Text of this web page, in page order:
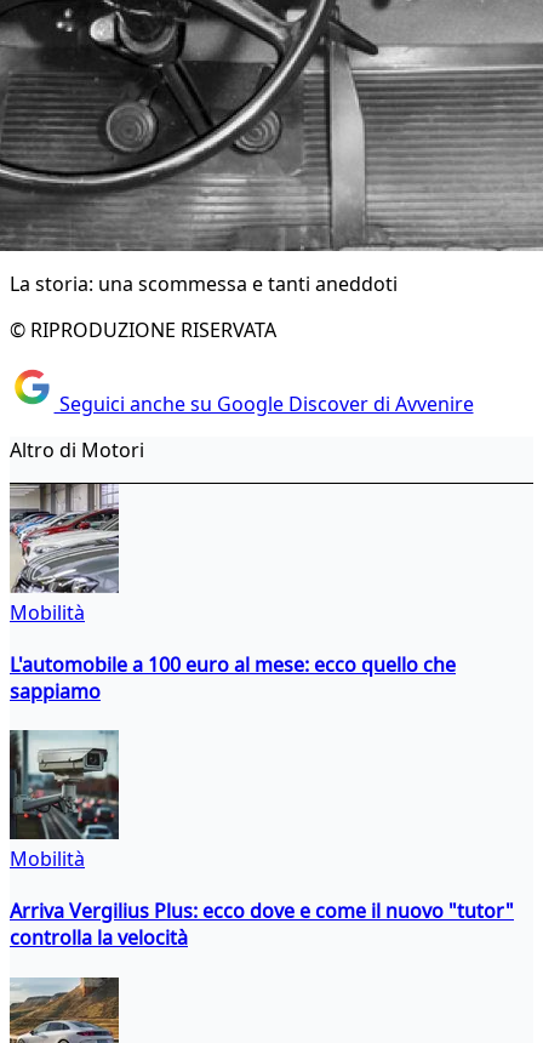
La storia: una scommessa e tanti aneddoti
© RIPRODUZIONE RISERVATA
Seguici anche su Google Discover di Avvenire
Altro di Motori
Mobilità
L'automobile a 100 euro al mese: ecco quello che
sappiamo
Mobilità
Arriva Vergilius Plus: ecco dove e come il nuovo "tutor"
controlla la velocità